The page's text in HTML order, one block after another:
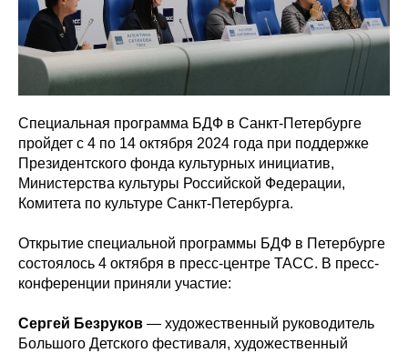
Специальная программа БДФ в Санкт-Петербурге
пройдет с 4 по 14 октября 2024 года при поддержке
Президентского фонда культурных инициатив,
Министерства культуры Российской Федерации,
Комитета по культуре Санкт-Петербурга.
Открытие специальной программы БДФ в Петербурге
состоялось 4 октября в пресс-центре ТАСС. В пресс-
конференции приняли участие:
Сергей Безруков — художественный руководитель
Большого Детского фестиваля, художественный